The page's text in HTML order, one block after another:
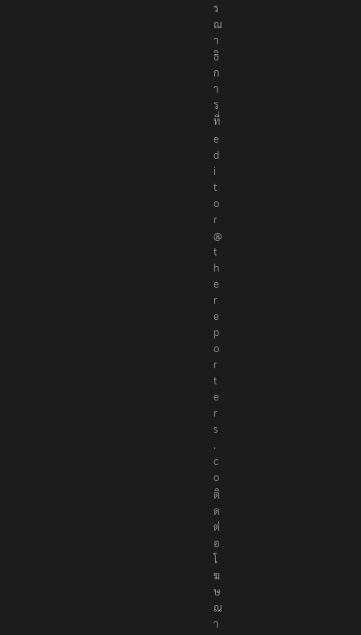
ร
ณ
า
ธิ
ก
า
ร
ที่
e
d
i
t
o
r
@
t
h
e
r
e
p
o
r
t
e
r
s
.
c
o
ติ
ด
ต่
อ
โ
ฆ
ษ
ณ
า